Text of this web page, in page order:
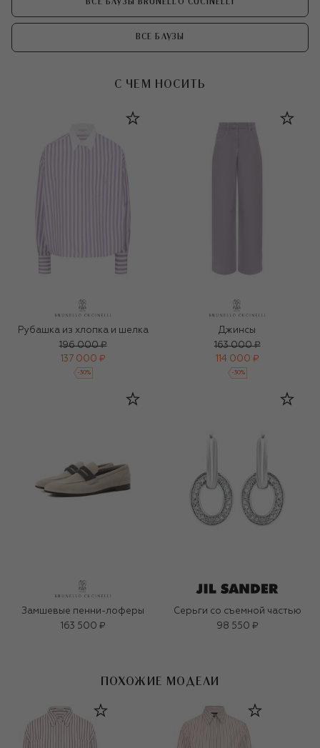
ВСЕ БЛУЗЫ BRUNELLO CUCINELLI
ВСЕ БЛУЗЫ
С ЧЕМ НОСИТЬ
Рубашка из хлопка и шелка
196 000 ₽
137 000 ₽
-30%
Джинсы
163 000 ₽
114 000 ₽
-30%
Замшевые пенни-лоферы
163 500 ₽
Серьги со съемной частью
98 550 ₽
ПОХОЖИЕ МОДЕЛИ